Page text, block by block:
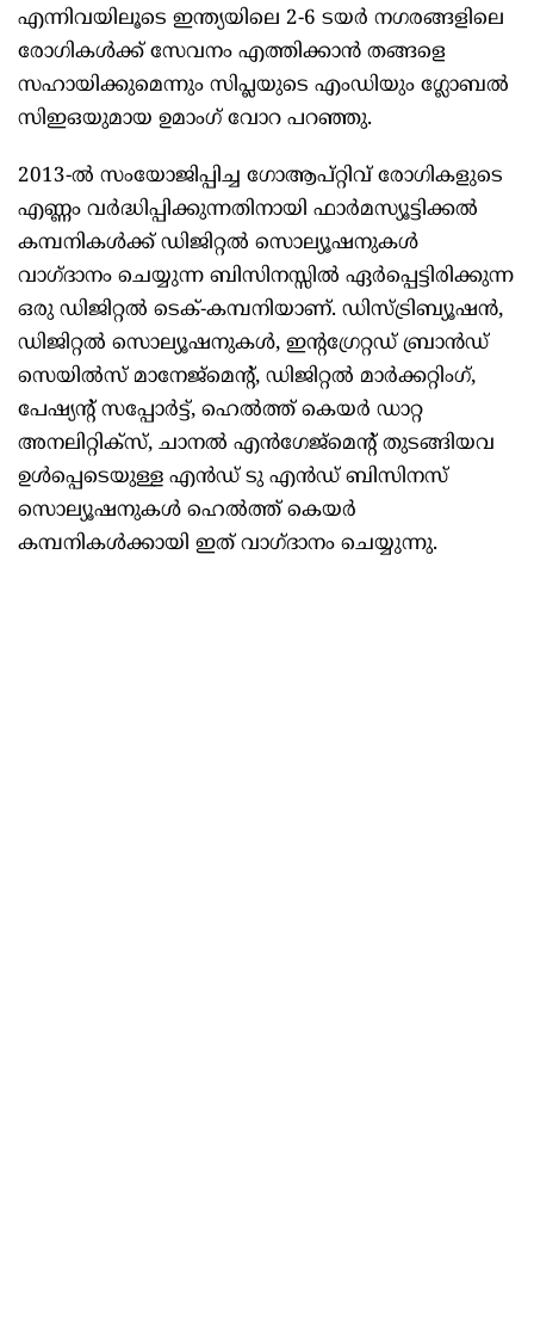
എന്നിവയിലൂടെ ഇന്ത്യയിലെ 2-6 ടയർ നഗരങ്ങളിലെ
രോഗികൾക്ക് സേവനം എത്തിക്കാൻ തങ്ങളെ
സഹായിക്കുമെന്നും സിപ്ലയുടെ എംഡിയും ഗ്ലോബൽ
സിഇഒയുമായ ഉമാംഗ് വോറ പറഞ്ഞു.
2013-ൽ സംയോജിപ്പിച്ച ഗോആപ്‌റ്റിവ് രോഗികളുടെ
എണ്ണം വർദ്ധിപ്പിക്കുന്നതിനായി ഫാർമസ്യൂട്ടിക്കൽ
കമ്പനികൾക്ക് ഡിജിറ്റൽ സൊല്യൂഷനുകൾ
വാഗ്ദാനം ചെയ്യുന്ന ബിസിനസ്സിൽ ഏർപ്പെട്ടിരിക്കുന്ന
ഒരു ഡിജിറ്റൽ ടെക്-കമ്പനിയാണ്. ഡിസ്ട്രിബ്യൂഷൻ,
ഡിജിറ്റൽ സൊല്യൂഷനുകൾ, ഇന്റഗ്രേറ്റഡ് ബ്രാൻഡ്
സെയിൽസ് മാനേജ്‌മെന്റ്, ഡിജിറ്റൽ മാർക്കറ്റിംഗ്,
പേഷ്യന്റ് സപ്പോർട്ട്, ഹെൽത്ത് കെയർ ഡാറ്റ
അനലിറ്റിക്‌സ്, ചാനൽ എൻഗേജ്‌മെന്റ് തുടങ്ങിയവ
ഉൾപ്പെടെയുള്ള എൻഡ് ടു എൻഡ് ബിസിനസ്
സൊല്യൂഷനുകൾ ഹെൽത്ത് കെയർ
കമ്പനികൾക്കായി ഇത് വാഗ്ദാനം ചെയ്യുന്നു.